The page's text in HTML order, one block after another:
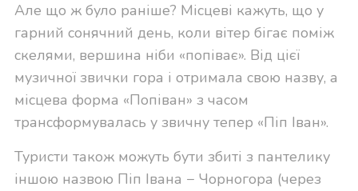
Але що ж було раніше? Місцеві кажуть, що у
гарний сонячний день, коли вітер бігає поміж
скелями, вершина ніби «попіває». Від цієї
музичної звички гора і отримала свою назву, а
місцева форма «Попіван» з часом
трансформувалась у звичну тепер «Піп Іван».
Туристи також можуть бути збиті з пантелику
іншою назвою Піп Івана − Чорногора (через